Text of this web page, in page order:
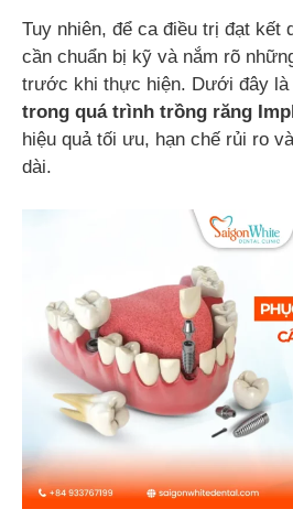
Tuy nhiên, để ca điều trị đạt kết
cần chuẩn bị kỹ và nắm rõ
trước khi thực hiện. Dưới đây là
trong quá trình trồng răng
hiệu quả tối ưu, hạn chế rủi ro
dài.